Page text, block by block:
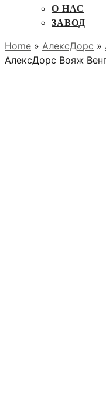
О НАС
ЗАВОД
Home » АлексДорс »
АлексДорс Вояж